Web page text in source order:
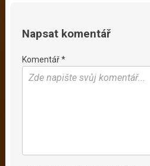
Napsat komentář
Komentář *